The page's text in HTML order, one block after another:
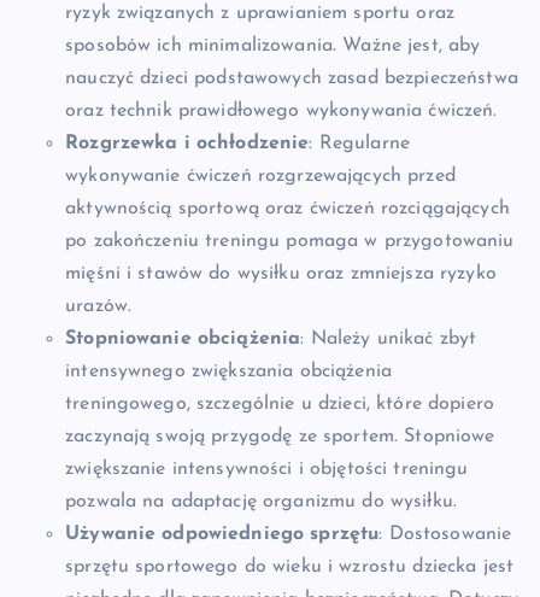
ryzyk związanych z uprawianiem sportu oraz
sposobów ich minimalizowania. Ważne jest, aby
nauczyć dzieci podstawowych zasad bezpieczeństwa
oraz technik prawidłowego wykonywania ćwiczeń.
Rozgrzewka i ochłodzenie: Regularne
wykonywanie ćwiczeń rozgrzewających przed
aktywnością sportową oraz ćwiczeń rozciągających
po zakończeniu treningu pomaga w przygotowaniu
mięśni i stawów do wysiłku oraz zmniejsza ryzyko
urazów.
Stopniowanie obciążenia: Należy unikać zbyt
intensywnego zwiększania obciążenia
treningowego, szczególnie u dzieci, które dopiero
zaczynają swoją przygodę ze sportem. Stopniowe
zwiększanie intensywności i objętości treningu
pozwala na adaptację organizmu do wysiłku.
Używanie odpowiedniego sprzętu: Dostosowanie
sprzętu sportowego do wieku i wzrostu dziecka jest